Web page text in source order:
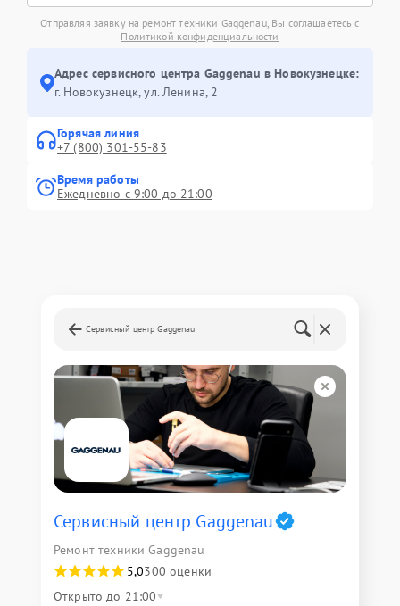
Отправляя заявку на ремонт техники Gaggenau, Вы соглашаетесь с
Политикой конфиденциальности
Адрес сервисного центра Gaggenau в Новокузнецке:
г. Новокузнецк, ул. Ленина, 2
Горячая линия
+7 (800) 301-55-83
Время работы
Ежедневно с 9:00 до 21:00
Сервисный центр Gaggenau
Сервисный центр Gaggenau
Ремонт техники Gaggenau
5,0300 оценки
Открыто до 21:00